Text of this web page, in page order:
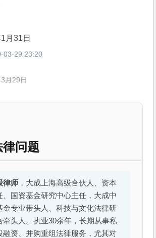
31日
03-29 23:20
月29日
律问题
律师 ，大成上海高级合伙人、资本
、国资基金研究中心主任，大成中
金专业带头人、科技与文化法律研
牵头人。执业30余年，长期从事私
融资、并购重组法律服务，尤其对